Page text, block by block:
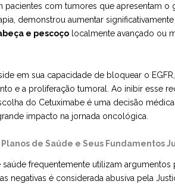
pacientes com tumores que apresentam o
demonstrou aumentar
e pescoçolocalmente avançado ou
em sua capacidade de bloquear o
e a proliferação tumoral. Ao inibir esse
do Cetuximabe é uma decisão
impacto na jornada oncológica.
de Saúde e Seus Fundamentos
frequentemente utilizam
negativas é considerada abusiva pela